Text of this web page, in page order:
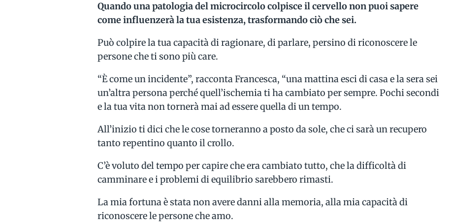
Quando una patologia del microcircolo colpisce il cervello non puoi sapere
come influenzerà la tua esistenza, trasformando ciò che sei.
Può colpire la tua capacità di ragionare, di parlare, persino di riconoscere le
persone che ti sono più care.
“È come un incidente”, racconta Francesca, “una mattina esci di casa e la sera sei
un’altra persona perché quell’ischemia ti ha cambiato per sempre. Pochi secondi
e la tua vita non tornerà mai ad essere quella di un tempo.
All’inizio ti dici che le cose torneranno a posto da sole, che ci sarà un recupero
tanto repentino quanto il crollo.
C’è voluto del tempo per capire che era cambiato tutto, che la difficoltà di
camminare e i problemi di equilibrio sarebbero rimasti.
La mia fortuna è stata non avere danni alla memoria, alla mia capacità di
riconoscere le persone che amo.